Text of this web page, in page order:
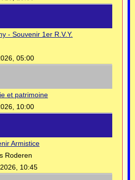
- Souvenir 1er R.V.Y.
05:00
et patrimoine
10:00
Armistice
Roderen
10:45